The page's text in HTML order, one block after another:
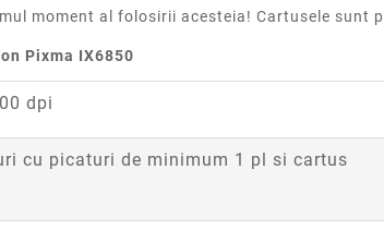
moment al folosirii acesteia! Cartusele sunt
Pixma IX6850
dpi
cu picaturi de minimum 1 pl si cartus